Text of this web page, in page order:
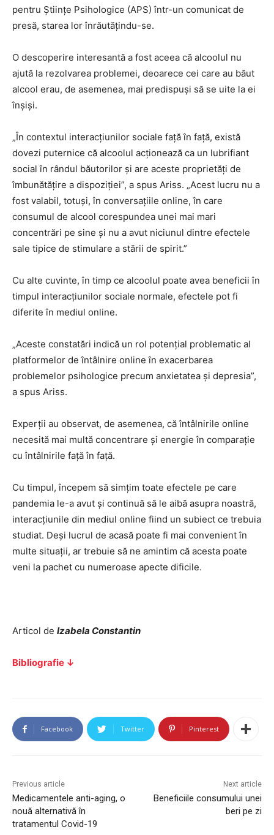
pentru Științe Psihologice (APS) într-un comunicat de
presă, starea lor înrăutățindu-se.
O descoperire interesantă a fost aceea că alcoolul nu
ajută la rezolvarea problemei, deoarece cei care au băut
alcool erau, de asemenea, mai predispuși să se uite la ei
înșiși.
„În contextul interacțiunilor sociale față în față, există
dovezi puternice că alcoolul acționează ca un lubrifiant
social în rândul băutorilor și are aceste proprietăți de
îmbunătățire a dispoziției”, a spus Ariss. „Acest lucru nu a
fost valabil, totuși, în conversațiile online, în care
consumul de alcool corespundea unei mai mari
concentrări pe sine și nu a avut niciunul dintre efectele
sale tipice de stimulare a stării de spirit.”
Cu alte cuvinte, în timp ce alcoolul poate avea beneficii în
timpul interacțiunilor sociale normale, efectele pot fi
diferite în mediul online.
„Aceste constatări indică un rol potențial problematic al
platformelor de întâlnire online în exacerbarea
problemelor psihologice precum anxietatea și depresia”,
a spus Ariss.
Experții au observat, de asemenea, că întâlnirile online
necesită mai multă concentrare și energie în comparație
cu întâlnirile față în față.
Cu timpul, începem să simțim toate efectele pe care
pandemia le-a avut și continuă să le aibă asupra noastră,
interacțiunile din mediul online fiind un subiect ce trebuia
studiat. Deși lucrul de acasă poate fi mai convenient în
multe situații, ar trebuie să ne amintim că acesta poate
veni la pachet cu numeroase apecte dificile.
Articol de Izabela Constantin
Bibliografie ↓
Facebook Twitter Pinterest
Previous article
Medicamentele anti-aging, o
nouă alternativă în
tratamentul Covid-19
Next article
Beneficiile consumului unei
beri pe zi